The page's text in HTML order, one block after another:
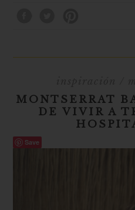
MONTSERRAT
DE VIVIR A
Save